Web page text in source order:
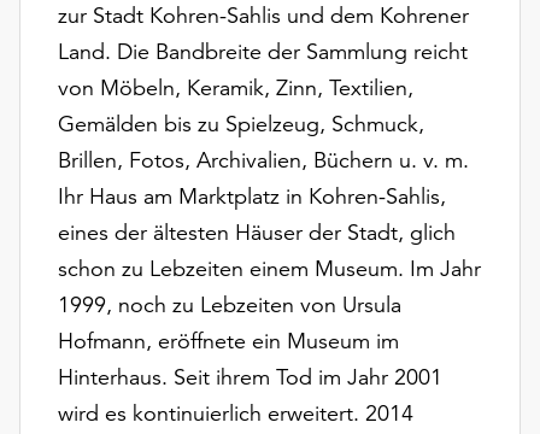
ohne
Einverständnis
ausgeführt.
Möchten
verwendeten
Cookies
anpassen,
erreichen
zur Stadt Kohren-Sahlis und dem Kohrener
Land. Die Bandbreite der Sammlung reicht
von Möbeln, Keramik, Zinn, Textilien,
Gemälden bis zu Spielzeug, Schmuck,
Brillen, Fotos, Archivalien, Büchern u. v. m.
Ihr Haus am Marktplatz in Kohren-Sahlis,
eines der ältesten Häuser der Stadt, glich
schon zu Lebzeiten einem Museum. Im Jahr
1999, noch zu Lebzeiten von Ursula
Hofmann, eröffnete ein Museum im
Hinterhaus. Seit ihrem Tod im Jahr 2001
wird es kontinuierlich erweitert. 2014